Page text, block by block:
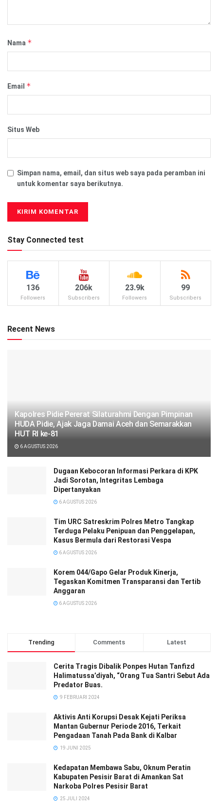
Nama *
Email *
Situs Web
Simpan nama, email, dan situs web saya pada peramban ini
untuk komentar saya berikutnya.
Stay Connected test
136
Followers
206k
Subscribers
23.9k
Followers
99
Subscribers
Recent News
‎‎Kapolres Pidie Pererat Silaturahmi Dengan Pimpinan
HUDA Pidie, Ajak Jaga Damai Aceh dan Semarakkan
HUT RI ke-81
6 AGUSTUS 2026
Dugaan Kebocoran Informasi Perkara di KPK
Jadi Sorotan, Integritas Lembaga
Dipertanyakan
6 AGUSTUS 2026
Tim URC Satreskrim Polres Metro Tangkap
Terduga Pelaku Penipuan dan Penggelapan,
Kasus Bermula dari Restorasi Vespa
6 AGUSTUS 2026
Korem 044/Gapo Gelar Produk Kinerja,
Tegaskan Komitmen Transparansi dan Tertib
Anggaran
6 AGUSTUS 2026
Trending Comments Latest
Cerita Tragis Dibalik Ponpes Hutan Tanfizd
Halimatussa’diyah, “Orang Tua Santri Sebut Ada
Predator Buas.
9 FEBRUARI 2024
Aktivis Anti Korupsi Desak Kejati Periksa
Mantan Gubernur Periode 2016, Terkait
Pengadaan Tanah Pada Bank di Kalbar
19 JUNI 2025
Kedapatan Membawa Sabu, Oknum Peratin
Kabupaten Pesisir Barat di Amankan Sat
Narkoba Polres Pesisir Barat
25 JULI 2024